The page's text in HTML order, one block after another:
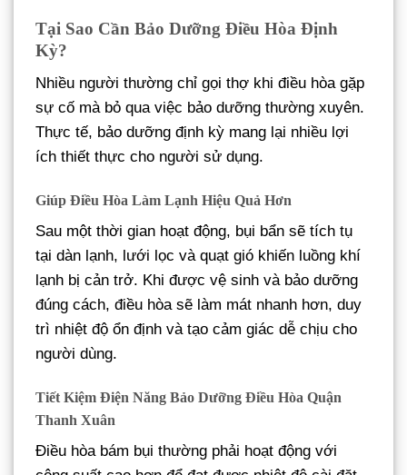
Tại Sao Cần Bảo Dưỡng Điều Hòa Định
Kỳ?
Nhiều người thường chỉ gọi thợ khi điều hòa gặp
sự cố mà bỏ qua việc bảo dưỡng thường xuyên.
Thực tế, bảo dưỡng định kỳ mang lại nhiều lợi
ích thiết thực cho người sử dụng.
Giúp Điều Hòa Làm Lạnh Hiệu Quả Hơn
Sau một thời gian hoạt động, bụi bẩn sẽ tích tụ
tại dàn lạnh, lưới lọc và quạt gió khiến luồng khí
lạnh bị cản trở. Khi được vệ sinh và bảo dưỡng
đúng cách, điều hòa sẽ làm mát nhanh hơn, duy
trì nhiệt độ ổn định và tạo cảm giác dễ chịu cho
người dùng.
Tiết Kiệm Điện Năng Bảo Dưỡng Điều Hòa Quận
Thanh Xuân
Điều hòa bám bụi thường phải hoạt động với